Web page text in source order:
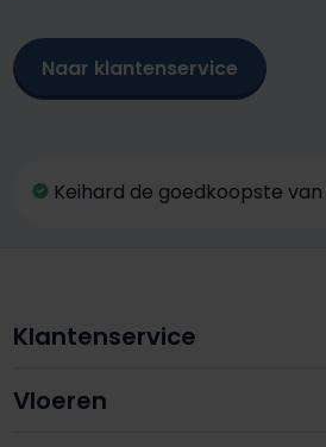
Naar klantenservice
Keihard de goedkoopste van
Klantenservice
Vloeren